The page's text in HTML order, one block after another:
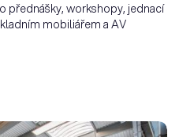
přednášky, workshopy, jednací
mobiliářem a AV